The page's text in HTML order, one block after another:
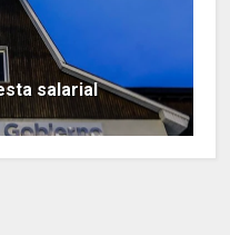
salarial